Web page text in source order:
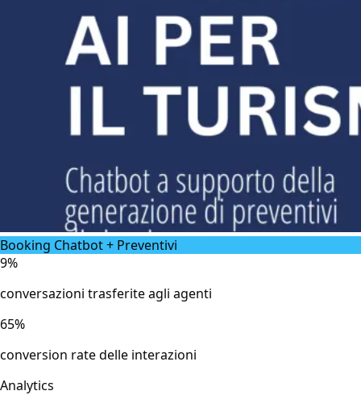
Booking Chatbot + Preventivi
9%
conversazioni trasferite agli agenti
65%
conversion rate delle interazioni
Analytics